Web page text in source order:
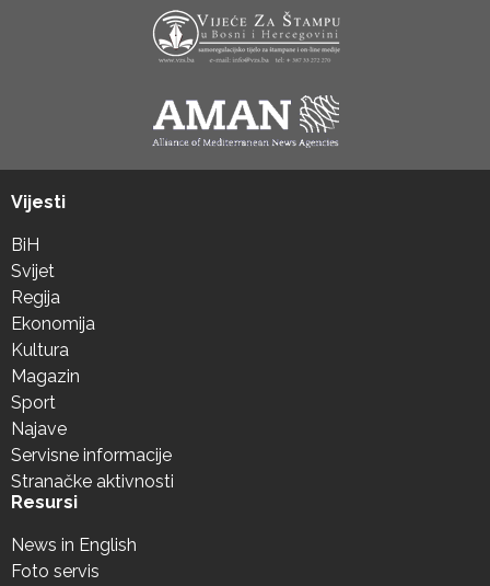
Vijesti
BiH
Svijet
Regija
Ekonomija
Kultura
Magazin
Sport
Najave
Servisne informacije
Stranačke aktivnosti
Resursi
News in English
Foto servis